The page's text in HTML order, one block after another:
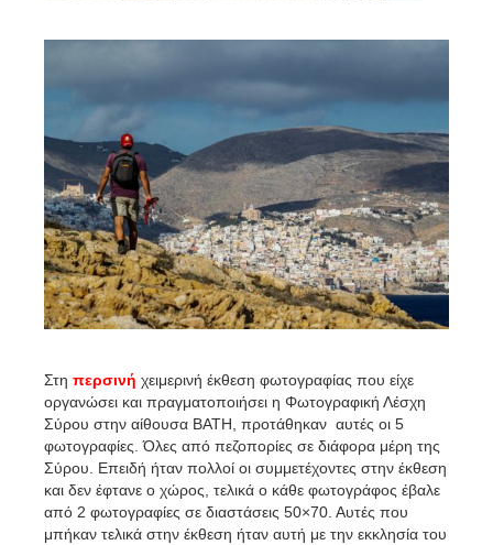
Στη περσινή χειμερινή έκθεση φωτογραφίας που είχε
οργανώσει και πραγματοποιήσει η Φωτογραφική Λέσχη
Σύρου στην αίθουσα ΒΑΤΗ, προτάθηκαν αυτές οι 5
φωτογραφίες. Όλες από πεζοπορίες σε διάφορα μέρη της
Σύρου. Επειδή ήταν πολλοί οι συμμετέχοντες στην έκθεση
και δεν έφτανε ο χώρος, τελικά ο κάθε φωτογράφος έβαλε
από 2 φωτογραφίες σε διαστάσεις 50×70. Αυτές που
μπήκαν τελικά στην έκθεση ήταν αυτή με την εκκλησία του